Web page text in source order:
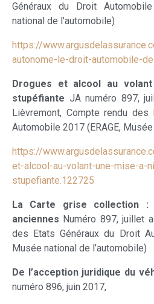
Généraux du Droit
national de l’automobile)
https://
autonome-le-droit-automobile-
Drogues et alcool au
stupéfiante JA numéro 897,
Lièvremont, Compte rendu des
Automobile 2017 (ERAGE,
https://
et-alcool-au-volant-une-mise-a-
stupefiante.122725
La Carte grise collection :
anciennes Numéro 897, juillet
des Etats Généraux du Droit
Musée national de l’automobile)
De l’acception juridique du
numéro 896, juin 2017,